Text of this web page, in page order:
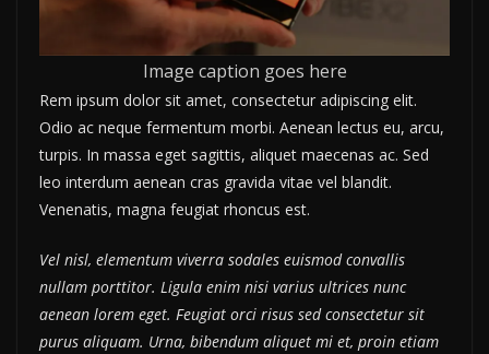
Image caption goes here
Rem ipsum dolor sit amet, consectetur adipiscing elit.
Odio ac neque fermentum morbi. Aenean lectus eu, arcu,
turpis. In massa eget sagittis, aliquet maecenas ac. Sed
leo interdum aenean cras gravida vitae vel blandit.
Venenatis, magna feugiat rhoncus est.
Vel nisl, elementum viverra sodales euismod convallis
nullam porttitor. Ligula enim nisi varius ultrices nunc
aenean lorem eget. Feugiat orci risus sed consectetur sit
purus aliquam. Urna, bibendum aliquet mi et, proin etiam